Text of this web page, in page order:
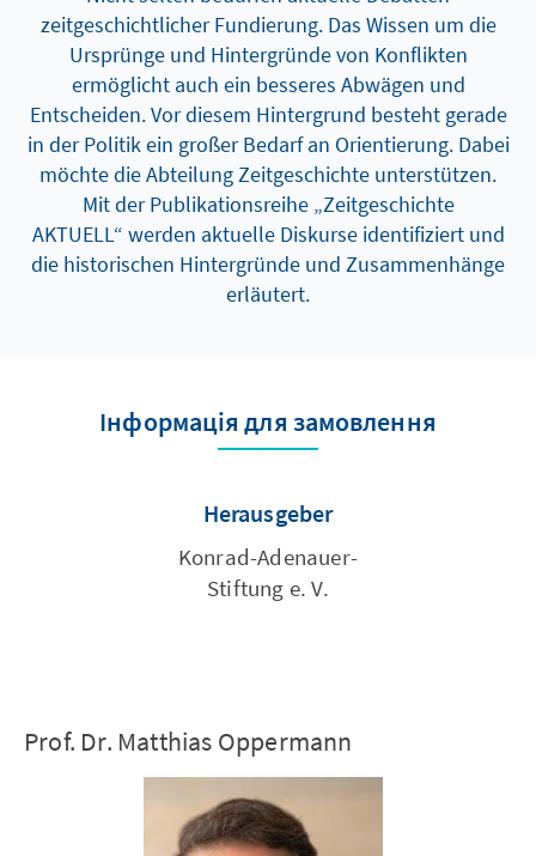
zeitgeschichtlicher Fundierung. Das Wissen um die
Ursprünge und Hintergründe von Konflikten
ermöglicht auch ein besseres Abwägen und
Entscheiden. Vor diesem Hintergrund besteht gerade
in der Politik ein großer Bedarf an Orientierung. Dabei
möchte die Abteilung Zeitgeschichte unterstützen.
Mit der Publikationsreihe „Zeitgeschichte
AKTUELL“ werden aktuelle Diskurse identifiziert und
die historischen Hintergründe und Zusammenhänge
erläutert.
Інформація для замовлення
Herausgeber
Konrad-Adenauer-
Stiftung e. V.
Prof. Dr. Matthias Oppermann